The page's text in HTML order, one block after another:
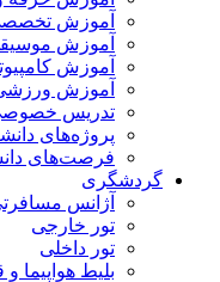
آموزش
آموزش
آموزش
آموزش
تدریس
پروژه‌های
فرصت‌های
گردشگری
آژانس
تور خارجی
تور داخلی
بلیط هواپیما و